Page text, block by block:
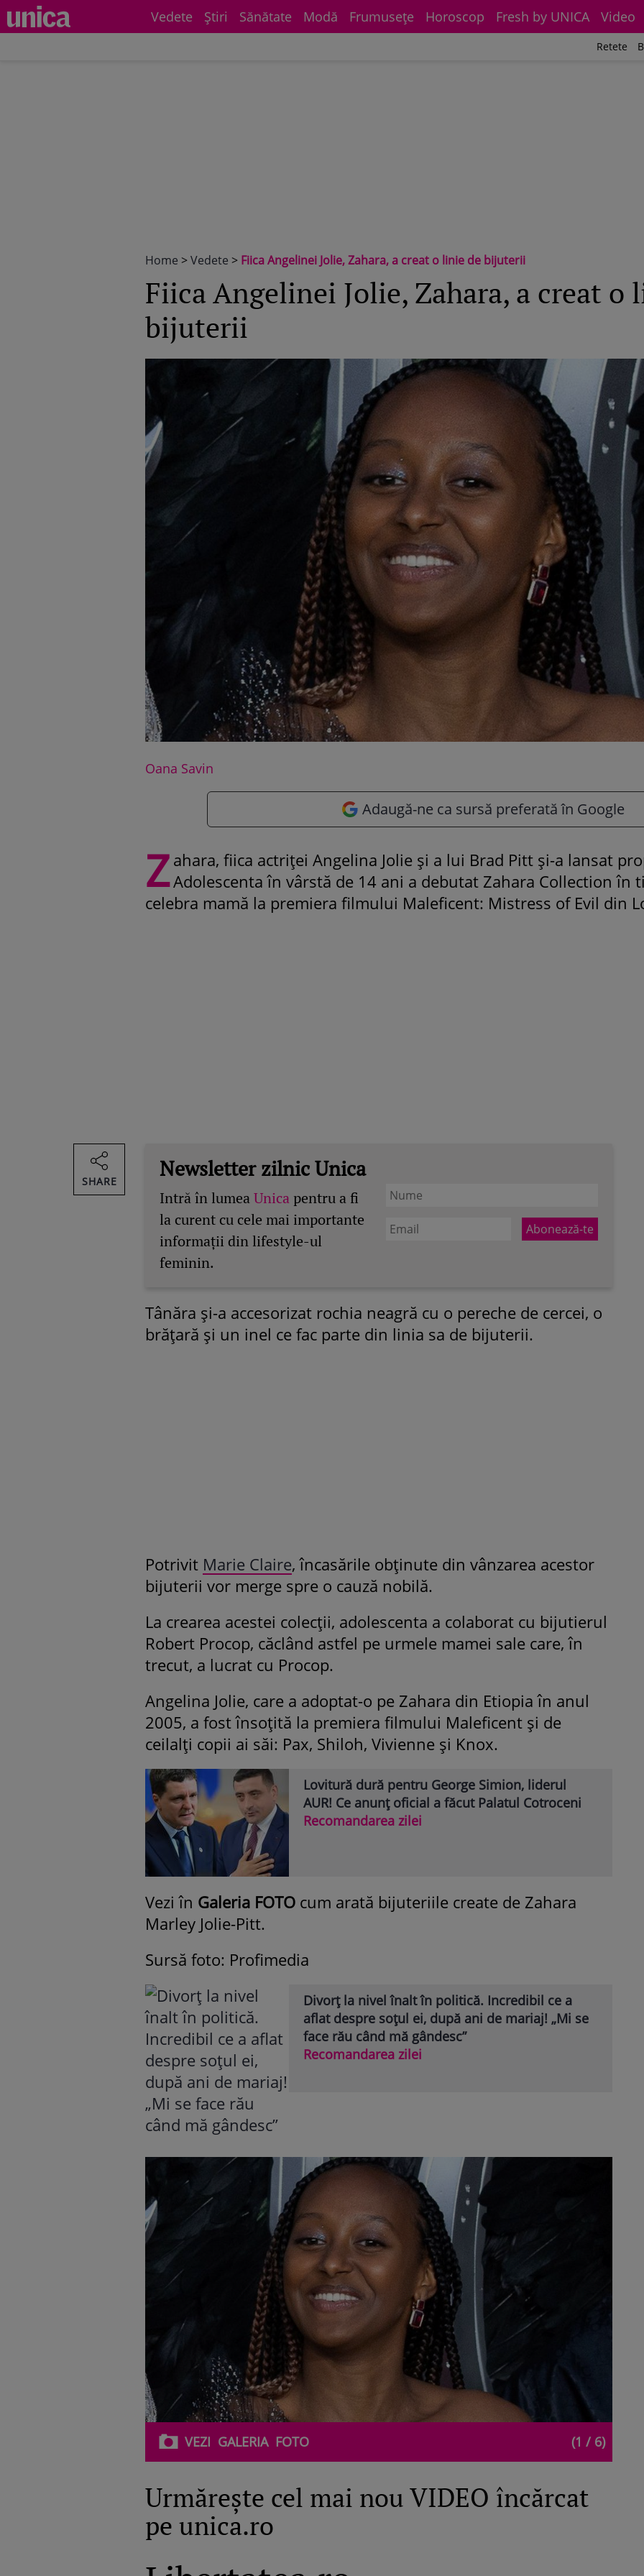
Vedete Știri Sănătate Modă Frumuseţe Horoscop Fresh by UNICA Video
Retete
Home >Vedete > Fiica Angelinei Jolie, Zahara, a creat o linie de bijuterii
Fiica Angelinei Jolie, Zahara, a creat o
bijuterii
Oana Savin
Adaugă-ne ca sursă preferată în Google
Z ahara, fiica actriței Angelina Jolie și a lui Brad Pitt și-a lansat
Adolescenta în vârstă de 14 ani a debutat Zahara Collection în
celebra mamă la premiera filmului Maleficent: Mistress of Evil din
Newsletter zilnic Unica
Intră în lumeaUnica pentru a fi
la curent cu cele mai importante
informații din lifestyle-ul
feminin.
Tânăra și-a accesorizat rochia neagră cu o pereche de cercei, o
brățară și un inel ce fac parte din linia sa de bijuterii.
Potrivit Marie Claire, încasările obținute din vânzarea acestor
bijuterii vor merge spre o cauză nobilă.
La crearea acestei colecții, adolescenta a colaborat cu bijutierul
Robert Procop, căclând astfel pe urmele mamei sale care, în
trecut, a lucrat cu Procop.
Angelina Jolie, care a adoptat-o pe Zahara din Etiopia în anul
2005, a fost însoțită la premiera filmului Maleficent și de
ceilalți copii ai săi: Pax, Shiloh, Vivienne și Knox.
Lovitură dură pentru George Simion, liderul
AUR! Ce anunț oficial a făcut Palatul Cotroceni
Recomandarea zilei
Vezi în Galeria FOTO cum arată bijuteriile create de Zahara
Marley Jolie-Pitt.
Sursă foto: Profimedia
Divorț la nivel înalt în politică. Incredibil ce a
aflat despre soțul ei, după ani de mariaj! „Mi se
face rău când mă gândesc”
Recomandarea zilei
VEZI GALERIAFOTO (1 / 6)
Urmăreşte cel mai nou VIDEO încărcat
pe unica.ro
SHARE